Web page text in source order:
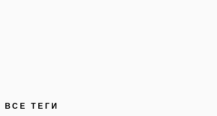
ВСЕ ТЕГИ